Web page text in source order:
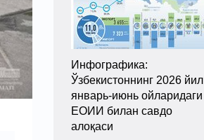
Инфографика:
Ўзбекистоннинг 2026 йил
январь-июнь ойларидаги
ЕОИИ билан савдо
алоқаси